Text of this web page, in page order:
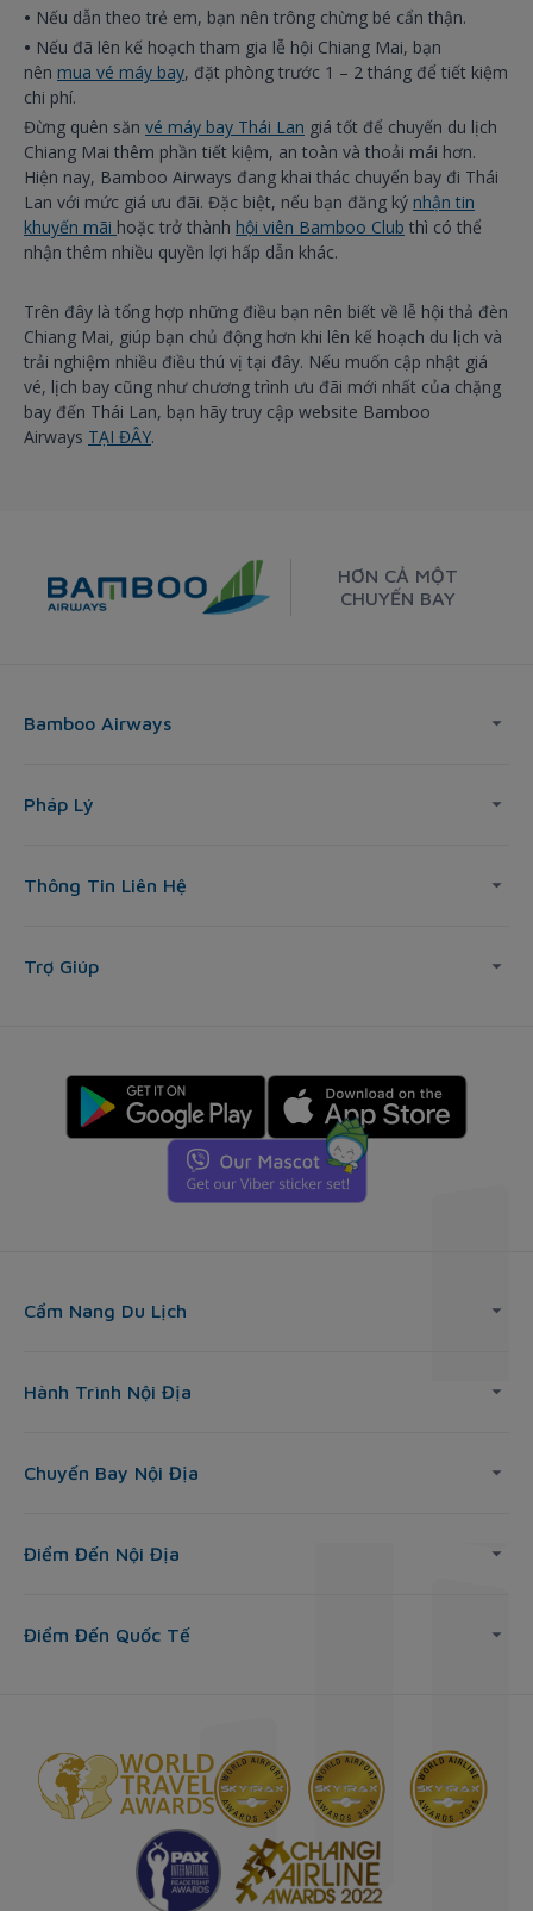
• Nếu dẫn theo trẻ em, bạn nên trông chừng bé cẩn thận.
• Nếu đã lên kế hoạch tham gia lễ hội Chiang Mai, bạn
nên mua vé máy bay, đặt phòng trước 1 – 2 tháng để tiết kiệm
chi phí.
Đừng quên săn vé máy bay Thái Lan giá tốt để chuyến du lịch
Chiang Mai thêm phần tiết kiệm, an toàn và thoải mái hơn.
Hiện nay, Bamboo Airways đang khai thác chuyến bay đi Thái
Lan với mức giá ưu đãi. Đặc biệt, nếu bạn đăng ký nhận tin
khuyến mãi hoặc trở thành hội viên Bamboo Club thì có thể
nhận thêm nhiều quyền lợi hấp dẫn khác.
Trên đây là tổng hợp những điều bạn nên biết về lễ hội thả đèn
Chiang Mai, giúp bạn chủ động hơn khi lên kế hoạch du lịch và
trải nghiệm nhiều điều thú vị tại đây. Nếu muốn cập nhật giá
vé, lịch bay cũng như chương trình ưu đãi mới nhất của chặng
bay đến Thái Lan, bạn hãy truy cập website Bamboo
Airways TẠI ĐÂY.
HƠN CẢ MỘT
CHUYẾN BAY
Bamboo Airways
Pháp Lý
Thông Tin Liên Hệ
Trợ Giúp
Cẩm Nang Du Lịch
Hành Trình Nội Địa
Chuyến Bay Nội Địa
Điểm Đến Nội Địa
Điểm Đến Quốc Tế